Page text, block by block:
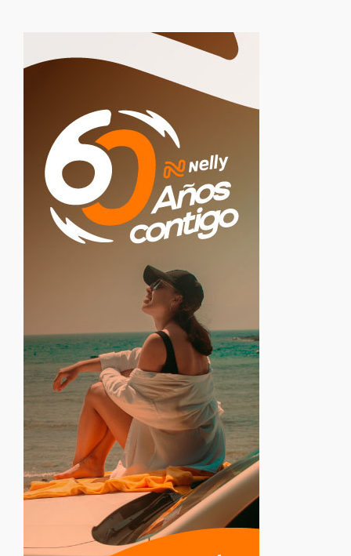
Eventos
Healthy Food